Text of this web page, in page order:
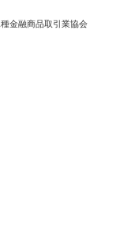
金融商品取引業協会